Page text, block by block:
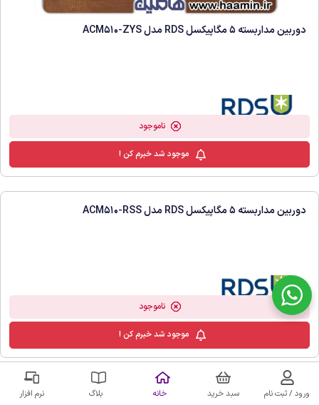
دوربین مداربسته 5 مگاپیکسل RDS مدل ACM510-ZYS
ناموجود
موجود شد خبرم کن !
ورود / ثبت نام سبد خرید خانه بلاگ نرم افزار